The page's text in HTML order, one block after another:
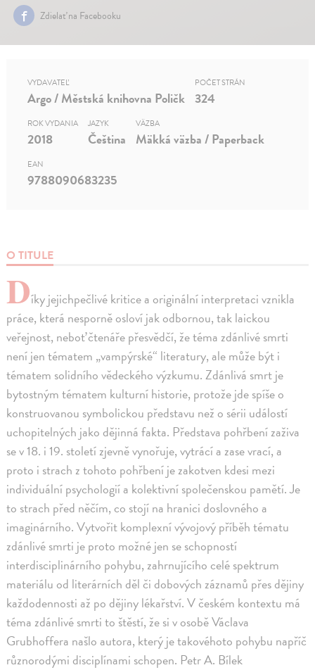
Zdielať na Facebooku
O TITULE
Díky jejichpečlivé kritice a originální interpretaci vznikla
práce, která nesporně osloví jak odbornou, tak laickou
veřejnost, neboť čtenáře přesvědčí, že téma zdánlivé smrti
není jen tématem „vampýrské“ literatury, ale může být i
tématem solidního vědeckého výzkumu. Zdánlivá smrt je
bytostným tématem kulturní historie, protože jde spíše o
konstruovanou symbolickou představu než o sérii událostí
uchopitelných jako dějinná fakta. Představa pohřbení zaživa
se v 18. i 19. století zjevně vynořuje, vytrácí a zase vrací, a
proto i strach z tohoto pohřbení je zakotven kdesi mezi
individuální psychologií a kolektivní společenskou pamětí. Je
to strach před něčím, co stojí na hranici doslovného a
imaginárního. Vytvořit komplexní vývojový příběh tématu
zdánlivé smrti je proto možné jen se schopností
interdisciplinárního pohybu, zahrnujícího celé spektrum
materiálu od literárních děl či dobových záznamů přes dějiny
každodennosti až po dějiny lékařství. V českém kontextu má
téma zdánlivé smrti to štěstí, že si v osobě Václava
Grubhoffera našlo autora, který je takovéhoto pohybu napříč
různorodými disciplínami schopen. Petr A. Bílek
VYDAVATEĽ
Argo / Městská knihovna Poličk
POČET STRÁN
324
ROK VYDANIA
2018
JAZYK
Čeština
VÄZBA
Mäkká väzba / Paperback
EAN
9788090683235